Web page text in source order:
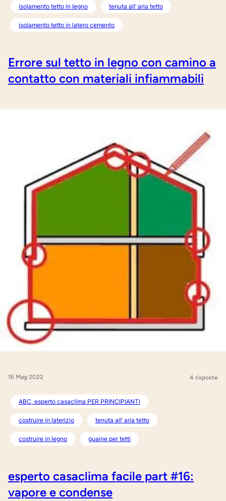
isolamento tetto in legno tenuta all’ aria tetto
isolamento tetto in latero cemento
Errore sul tetto in legno con camino a
contatto con materiali infiammabili
16 Mag 2022 4 risposte
ABC, esperto casaclima PER PRINCIPIANTI
costruire in laterizio tenuta all’ aria tetto
costruire in legno guaine per tetti
esperto casaclima facile part #16:
vapore e condense